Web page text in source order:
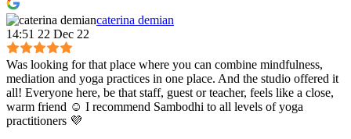
caterina demian
14:51 22 Dec 22
Was looking for that place where you can combine mindfulness,
mediation and yoga practices in one place. And the studio offered it
all! Everyone here, be that staff, guest or teacher, feels like a close,
warm friend ☺️ I recommend Sambodhi to all levels of yoga
practitioners 💜